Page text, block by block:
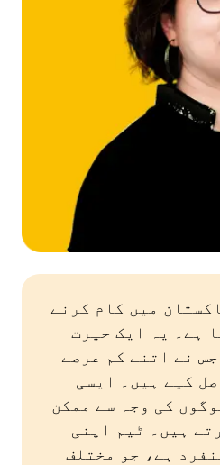
میں کام کرنے
ہے۔ یہ ایک حیرت
نے اتنے کم عرصے
کیے ہیں۔ ایسی
کی وجہ سے ممکن
ہیں۔ ٹیم اپنی
ہے، جو مختلف